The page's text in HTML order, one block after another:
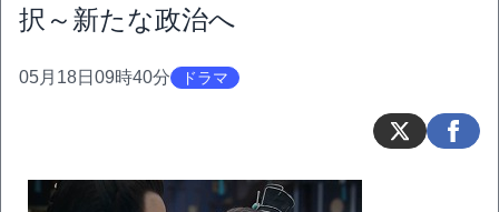
択～新たな政治へ
05月18日09時40分 ドラマ